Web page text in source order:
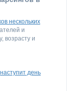
нескольких
и
возрасту и
наступит день